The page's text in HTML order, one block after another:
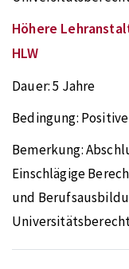
Höhere
HLW
Dauer:5 Jahre
Bedingung:
Bemerkung:
Einschlägige
und